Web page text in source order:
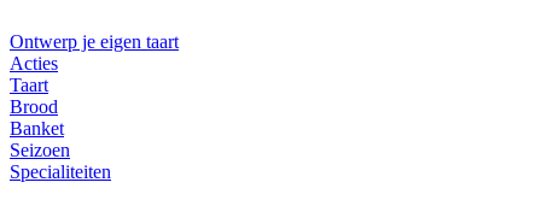
Ontwerp je eigen taart
Acties
Taart
Brood
Banket
Seizoen
Specialiteiten